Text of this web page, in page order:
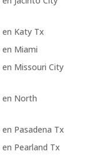
Katy Tx
Miami
Missouri City
en North
Pasadena Tx
Pearland Tx